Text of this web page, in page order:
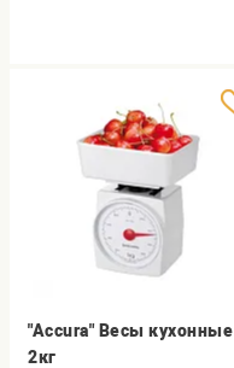
"Accura" Весы кухонные
2кг